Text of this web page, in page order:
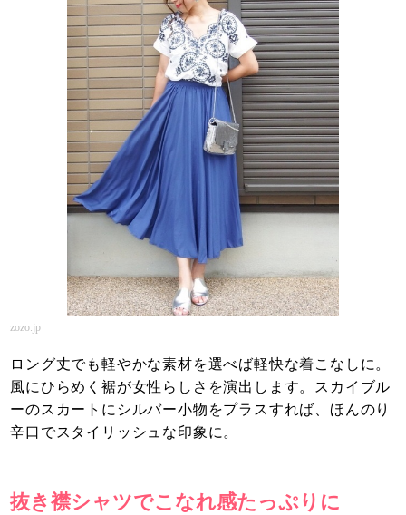
zozo.jp
ロング丈でも軽やかな素材を選べば軽快な着こなしに。
風にひらめく裾が女性らしさを演出します。スカイブル
ーのスカートにシルバー小物をプラスすれば、ほんのり
辛口でスタイリッシュな印象に。
抜き襟シャツでこなれ感たっぷりに